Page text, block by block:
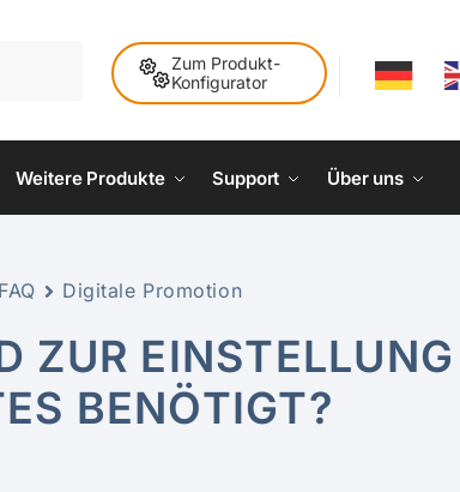
Zum Produkt-
Konfigurator
Weitere Produkte Support Über uns
FAQ Digitale Promotion
ZUR
BENÖTIGT?